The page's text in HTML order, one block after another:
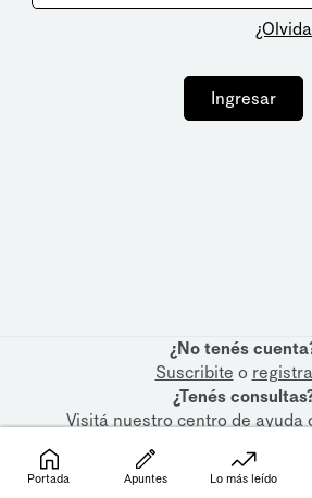
Ingresar
¿No tenés
Suscribite o
¿Tenés
Visitá nuestrocentro de ayuda
Portada Apuntes Lo más leído